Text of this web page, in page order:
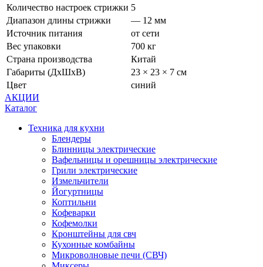
Количество настроек стрижки 5
Диапазон длины стрижки
— 12 мм
Источник питания
от сети
Вес упаковки
700 кг
Страна производства
Китай
Габариты (ДхШхВ)
23 × 23 × 7 см
Цвет
синий
АКЦИИ
Каталог
Техника для кухни
Блендеры
Блинницы электрические
Вафельницы и орешницы электрические
Грили электрические
Измельчители
Йогуртницы
Коптильни
Кофеварки
Кофемолки
Кронштейны для свч
Кухонные комбайны
Микроволновые печи (СВЧ)